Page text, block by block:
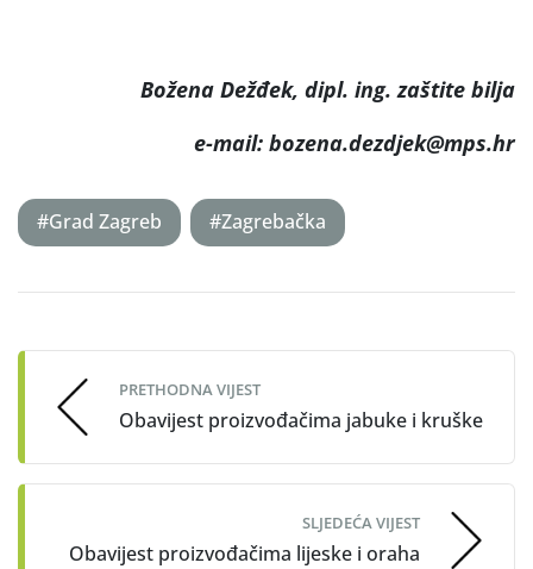
Božena Dežđek, dipl. ing. zaštite bilja
e-mail: bozena.dezdjek@mps.hr
#Grad Zagreb #Zagrebačka
navigation
PRETHODNA VIJEST
Obavijest proizvođačima jabuke i kruške
SLJEDEĆA VIJEST
Obavijest proizvođačima lijeske i oraha